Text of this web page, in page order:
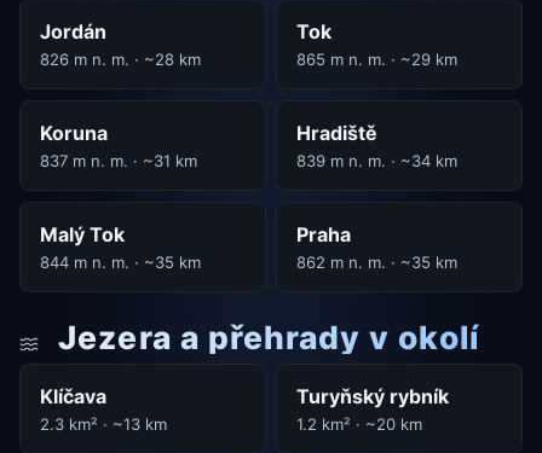
Jordán
826 m n. m. · ~28 km
Tok
865 m n. m. · ~29 km
Koruna
837 m n. m. · ~31 km
Hradiště
839 m n. m. · ~34 km
Malý Tok
844 m n. m. · ~35 km
Praha
862 m n. m. · ~35 km
Jezera a přehrady v okolí
Klíčava
2.3 km² · ~13 km
Turyňský rybník
1.2 km² · ~20 km